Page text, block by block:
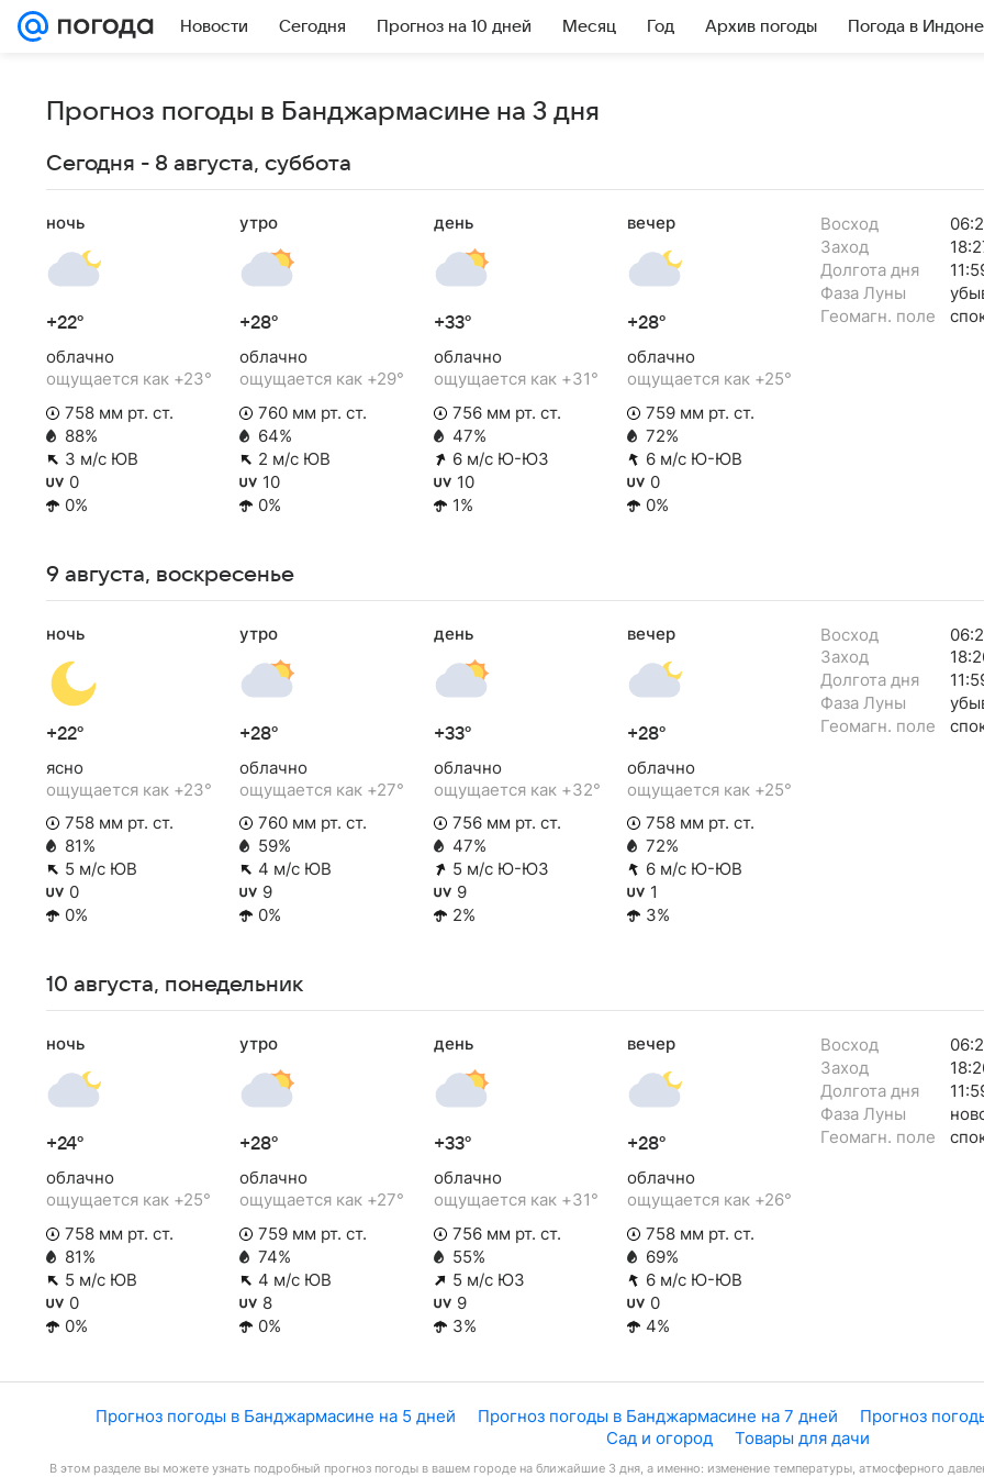
Новости Сегодня Прогноз на 10 дней Месяц Год Архив погоды Погода в
Прогноз погоды в Банджармасине на 3 дня
Сегодня - 8 августа, суббота
ночь
+22°
облачно
ощущается как +23°
758 мм рт. ст.
88%
3 м/с ЮВ
0
0%
утро
+28°
облачно
ощущается как +29°
760 мм рт. ст.
64%
2 м/с ЮВ
10
0%
день
+33°
облачно
ощущается как +31°
756 мм рт. ст.
47%
6 м/с Ю-ЮЗ
10
1%
вечер
+28°
облачно
ощущается как +25°
759 мм рт. ст.
72%
6 м/с Ю-ЮВ
0
0%
Восход
Заход
Долгота дня
Фаза Луны
Геомагн. поле
9 августа, воскресенье
ночь
+22°
ясно
ощущается как +23°
758 мм рт. ст.
81%
5 м/с ЮВ
0
0%
утро
+28°
облачно
ощущается как +27°
760 мм рт. ст.
59%
4 м/с ЮВ
9
0%
день
+33°
облачно
ощущается как +32°
756 мм рт. ст.
47%
5 м/с Ю-ЮЗ
9
2%
вечер
+28°
облачно
ощущается как +25°
758 мм рт. ст.
72%
6 м/с Ю-ЮВ
1
3%
Восход
Заход
Долгота дня
Фаза Луны
Геомагн. поле
10 августа, понедельник
ночь
+24°
облачно
ощущается как +25°
758 мм рт. ст.
81%
5 м/с ЮВ
0
0%
утро
+28°
облачно
ощущается как +27°
759 мм рт. ст.
74%
4 м/с ЮВ
8
0%
день
+33°
облачно
ощущается как +31°
756 мм рт. ст.
55%
5 м/с ЮЗ
9
3%
вечер
+28°
облачно
ощущается как +26°
758 мм рт. ст.
69%
6 м/с Ю-ЮВ
0
4%
Восход
Заход
Долгота дня
Фаза Луны
Геомагн. поле
Прогноз погоды в Банджармасине на 5 дней Прогноз погоды в Банджармасине на 7 дней Прогноз
Сад и огород
Товары для дачи
В этом разделе вы можете узнать подробный прогноз погоды в вашем городе на ближайшие 3 дня, а именно: изменение температуры, атмосферного